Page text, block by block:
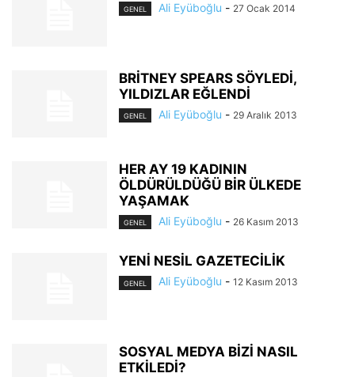
GENEL Ali Eyüboğlu - 27 Ocak 2014
BRİTNEY SPEARS SÖYLEDİ,
YILDIZLAR EĞLENDİ
GENEL Ali Eyüboğlu - 29 Aralık 2013
HER AY 19 KADININ
ÖLDÜRÜLDÜĞÜ BİR ÜLKEDE
YAŞAMAK
GENEL Ali Eyüboğlu - 26 Kasım 2013
YENİ NESİL GAZETECİLİK
GENEL Ali Eyüboğlu - 12 Kasım 2013
SOSYAL MEDYA BİZİ NASIL
ETKİLEDİ?